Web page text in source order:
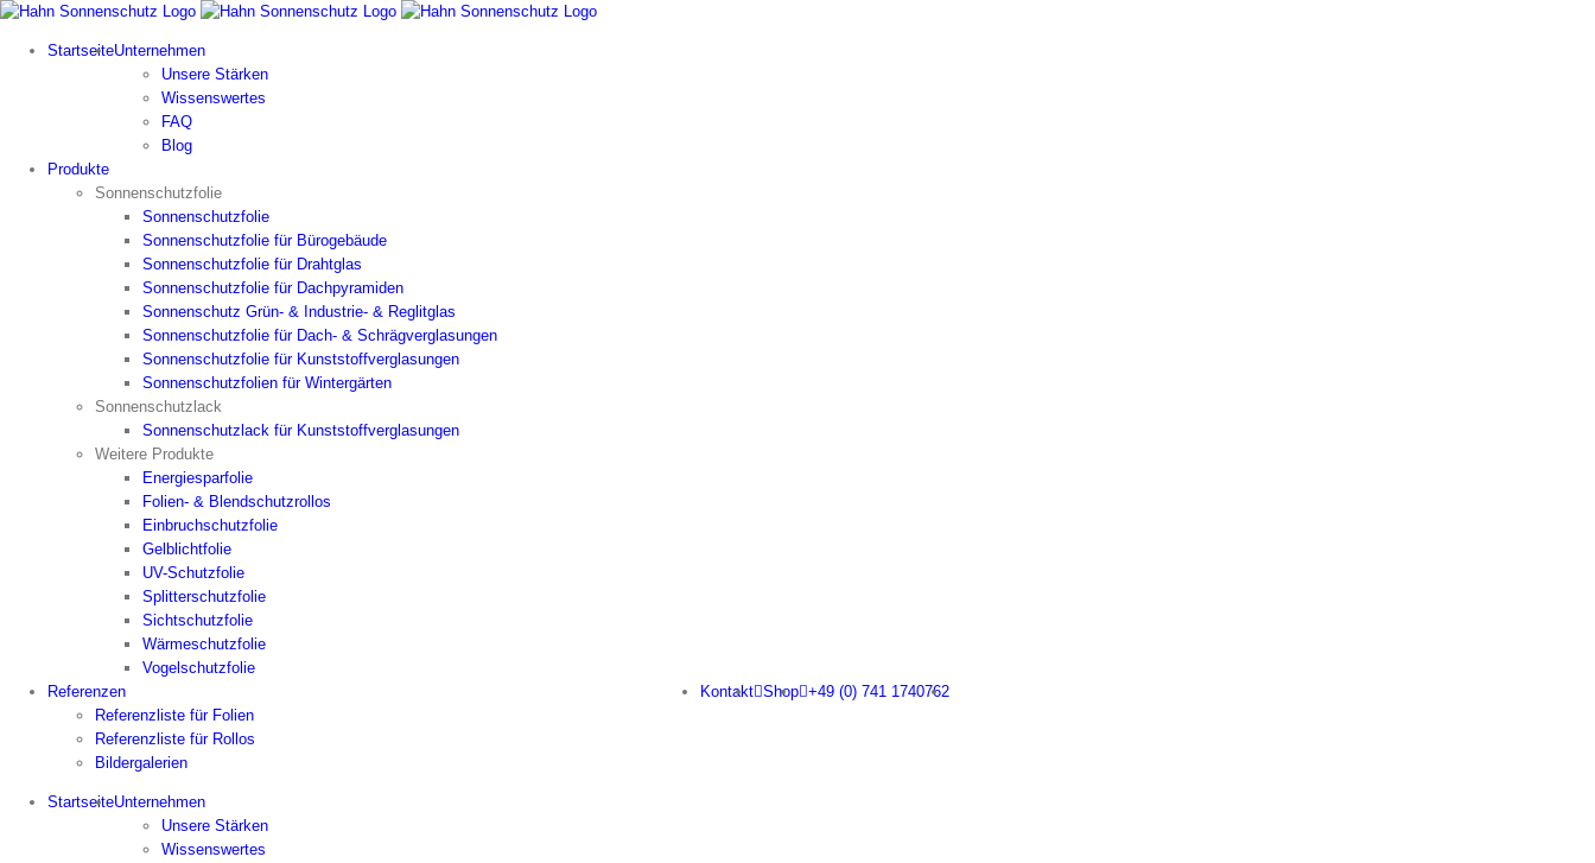
Zum
springenStartseiteUnternehmen
Unsere Stärken
Wissenswertes
FAQ
Blog
Produkte
Sonnenschutzfolie
Sonnenschutzfolie
Sonnenschutzfolie für Bürogebäude
Sonnenschutzfolie für Drahtglas
Sonnenschutzfolie für Dachpyramiden
Sonnenschutz Grün- & Industrie- & Reglitglas
Sonnenschutzfolie für Dach- & Schrägverglasungen
Sonnenschutzfolie für Kunststoffverglasungen
Sonnenschutzfolien für Wintergärten
Sonnenschutzlack
Sonnenschutzlack für Kunststoffverglasungen
Weitere Produkte
Energiesparfolie
Folien- & Blendschutzrollos
Einbruchschutzfolie
Gelblichtfolie
UV-Schutzfolie
Splitterschutzfolie
Sichtschutzfolie
Wärmeschutzfolie
Vogelschutzfolie
Referenzen
Referenzliste für Folien
Referenzliste für Rollos
Bildergalerien
Kontakt Shop +49 (0) 741 1740762
StartseiteUnternehmen
Unsere Stärken
Wissenswertes